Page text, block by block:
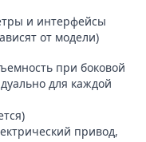
и интерфейсы
от модели)
при боковой
для каждой
привод,